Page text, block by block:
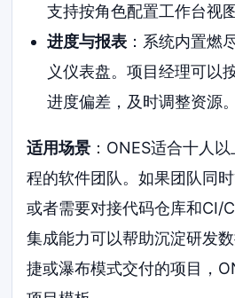
支持按角色配置工作台视
进度与报表：系统内置燃
义仪表盘。项目经理可以
进度偏差，及时调整资源。
适用场景 ：ONES适合十人
程的软件团队。如果团队同
或者需要对接代码仓库和CI/
集成能力可以帮助沉淀研发
捷或瀑布模式交付的项目，